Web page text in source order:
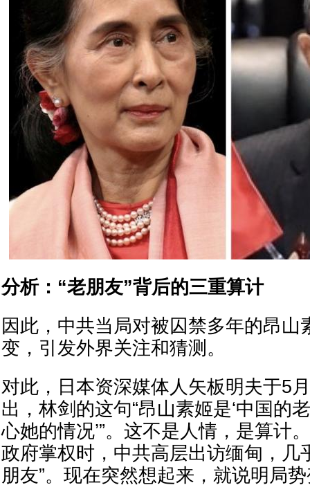
分析：“老朋友”背后的三重算计
因此，中共当局对被囚禁多年的昂山
变，引发外界关注和猜测。
对此，日本资深媒体人矢板明夫于5
出，林剑的这句“昂山素姬是‘中国的
心她的情况’”。这不是人情，是算计
政府掌权时，中共高层出访缅甸，几
朋友”。现在突然想起来，就说明局